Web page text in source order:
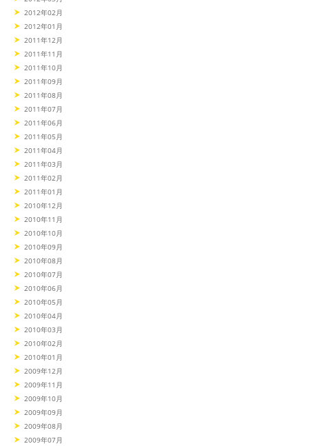
2012年02月
2012年01月
2011年12月
2011年11月
2011年10月
2011年09月
2011年08月
2011年07月
2011年06月
2011年05月
2011年04月
2011年03月
2011年02月
2011年01月
2010年12月
2010年11月
2010年10月
2010年09月
2010年08月
2010年07月
2010年06月
2010年05月
2010年04月
2010年03月
2010年02月
2010年01月
2009年12月
2009年11月
2009年10月
2009年09月
2009年08月
2009年07月